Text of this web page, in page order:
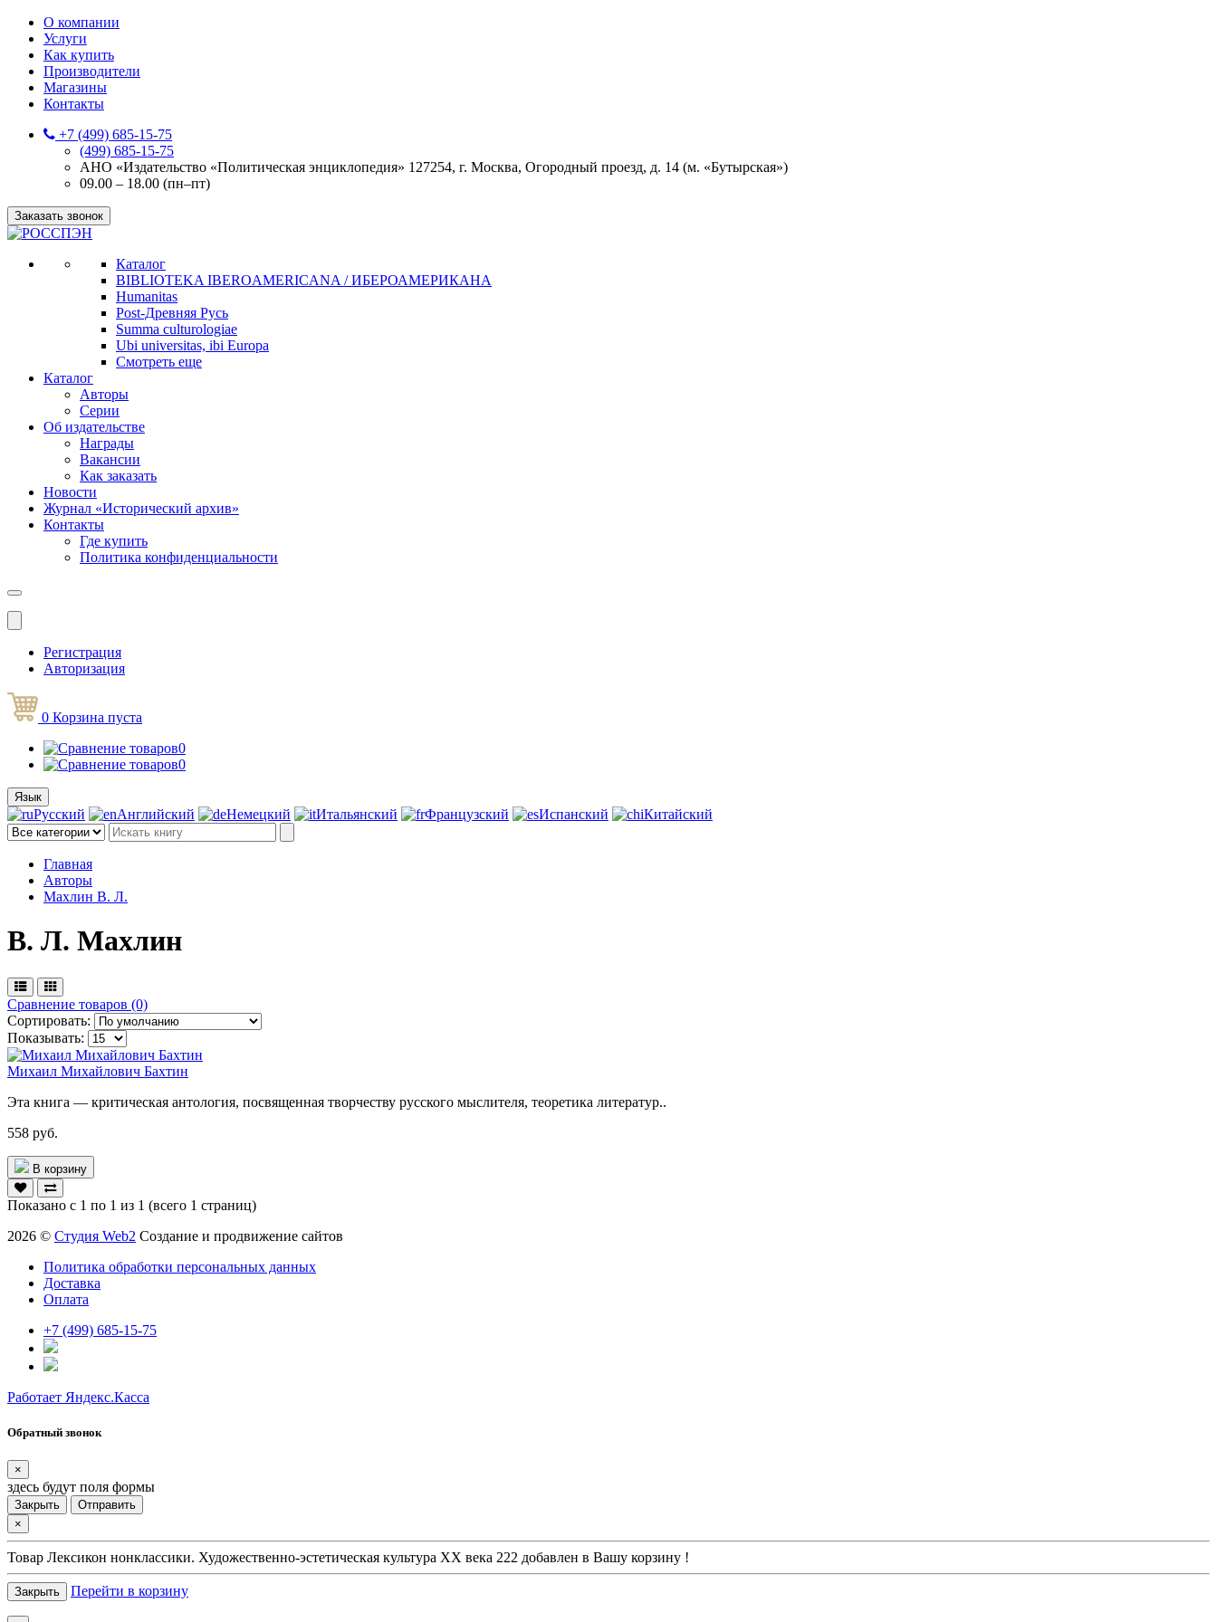
О компании
Услуги
Как купить
Производители
Магазины
Контакты
+7 (499) 685-15-75
(499) 685-15-75
АНО «Издательство «Политическая энциклопедия» 127254, г. Москва, Огородный проезд, д. 14 (м. «Бутырская»)
09.00 – 18.00 (пн–пт)
Заказать звонок
Каталог
BIBLIOTEKA IBEROAMERICANA / ИБЕРОАМЕРИКАНА
Humanitas
Post-Древняя Русь
Summa culturologiae
Ubi universitas, ibi Europa
Смотреть еще
Каталог
Авторы
Серии
Об издательстве
Награды
Вакансии
Как заказать
Новости
Журнал «Исторический архив»‎
Контакты
Где купить
Политика конфиденциальности
Меню
Регистрация
Авторизация
0 Корзина пуста
0
0
Язык
Русский Английский Немецкий Итальянский Французский Испанский Китайский
Главная
Авторы
Махлин В. Л.
В. Л. Махлин
Сравнение товаров (0)
Сортировать:
Показывать:
Михаил Михайлович Бахтин
Эта книга — критическая антология, посвященная творчеству русского мыслителя, теоретика литератур..
558 руб.
В корзину
Показано с 1 по 1 из 1 (всего 1 страниц)
2026 © Студия Web2 Создание и продвижение сайтов
Политика обработки персональных данных
Доставка
Оплата
+7 (499) 685-15-75
Работает Яндекс.Касса
Обратный звонок
×
здесь будут поля формы
Закрыть
Отправить
×
Товар Лексикон нонклассики. Художественно-эстетическая культура XX века 222 добавлен в Вашу корзину !
Закрыть Перейти в корзину